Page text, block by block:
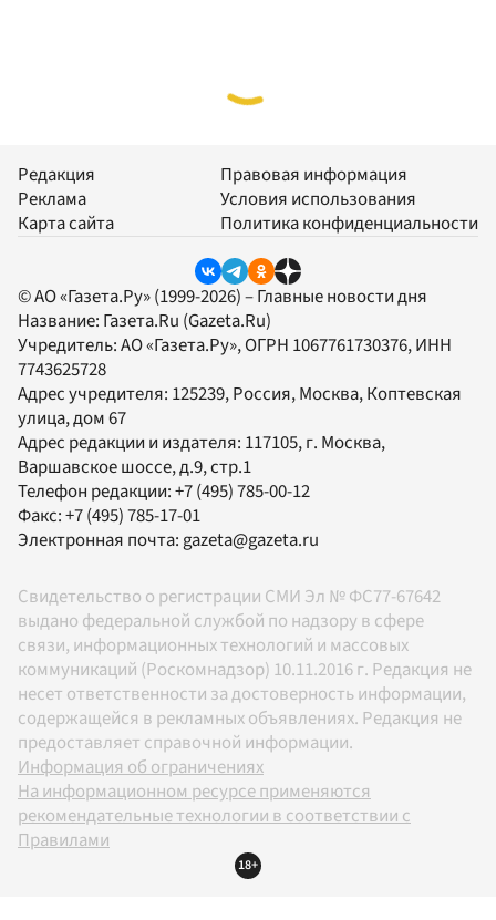
Редакция
Реклама
Карта сайта
Правовая информация
Условия использования
Политика конфиденциальности
© АО «Газета.Ру» (1999-2026) – Главные новости дня
Название: Газета.Ru (Gazeta.Ru)
Учредитель:АО «Газета.Ру», ОГРН 1067761730376, ИНН
7743625728
Адрес учредителя: 125239, Россия, Москва, Коптевская
улица, дом 67
Адрес редакции и издателя: 117105, г. Москва,
Варшавское шоссе, д.9, стр.1
Телефон редакции:+7 (495) 785-00-12
Факс:+7 (495) 785-17-01
Электронная почта: gazeta@gazeta.ru
Свидетельство о регистрации СМИ Эл № ФС77-67642
выдано федеральной службой по надзору в сфере
связи, информационных технологий и массовых
коммуникаций (Роскомнадзор) 10.11.2016 г. Редакция не
несет ответственности за достоверность информации,
содержащейся в рекламных объявлениях. Редакция не
предоставляет справочной информации.
Информация об ограничениях
На информационном ресурсе применяются
рекомендательные технологии в соответствии с
Правилами
18+